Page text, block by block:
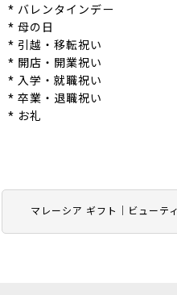
マレーシア ギフト｜ビューテ
* バレンタインデー
* 母の日
* 引越・移転祝い
* 開店・開業祝い
* 入学・就職祝い
* 卒業・退職祝い
* お礼